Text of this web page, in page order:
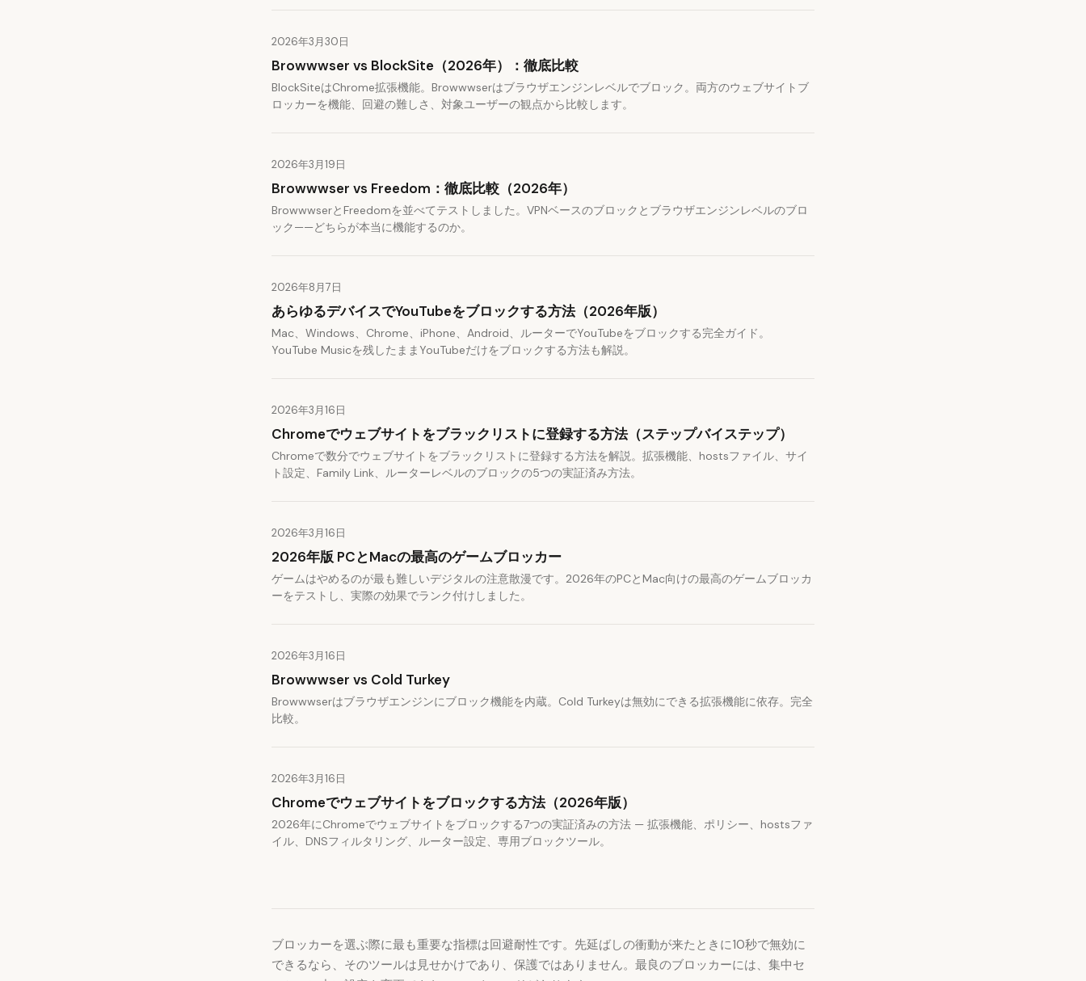
2026年3月30日
Browwwser vs BlockSite（2026年）：徹底比較
BlockSiteはChrome拡張機能。Browwwserはブラウザエンジンレベルでブロック。両方のウェブサイトブ
ロッカーを機能、回避の難しさ、対象ユーザーの観点から比較します。
2026年3月19日
Browwwser vs Freedom：徹底比較（2026年）
BrowwwserとFreedomを並べてテストしました。VPNベースのブロックとブラウザエンジンレベルのブロ
ック——どちらが本当に機能するのか。
2026年8月7日
あらゆるデバイスでYouTubeをブロックする方法（2026年版）
Mac、Windows、Chrome、iPhone、Android、ルーターでYouTubeをブロックする完全ガイド。
YouTube Musicを残したままYouTubeだけをブロックする方法も解説。
2026年3月16日
Chromeでウェブサイトをブラックリストに登録する方法（ステップバイステップ）
Chromeで数分でウェブサイトをブラックリストに登録する方法を解説。拡張機能、hostsファイル、サイ
ト設定、Family Link、ルーターレベルのブロックの5つの実証済み方法。
2026年3月16日
2026年版 PCとMacの最高のゲームブロッカー
ゲームはやめるのが最も難しいデジタルの注意散漫です。2026年のPCとMac向けの最高のゲームブロッカ
ーをテストし、実際の効果でランク付けしました。
2026年3月16日
Browwwser vs Cold Turkey
Browwwserはブラウザエンジンにブロック機能を内蔵。Cold Turkeyは無効にできる拡張機能に依存。完全
比較。
2026年3月16日
Chromeでウェブサイトをブロックする方法（2026年版）
2026年にChromeでウェブサイトをブロックする7つの実証済みの方法 — 拡張機能、ポリシー、hostsファ
イル、DNSフィルタリング、ルーター設定、専用ブロックツール。
ブロッカーを選ぶ際に最も重要な指標は回避耐性です。先延ばしの衝動が来たときに10秒で無効に
できるなら、そのツールは見せかけであり、保護ではありません。最良のブロッカーには、集中セ